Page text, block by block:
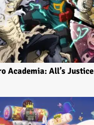
Academia: All’s Justice